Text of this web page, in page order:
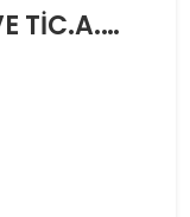
ALMER TEKSTİL SAN.VE TİC.A.Ş.